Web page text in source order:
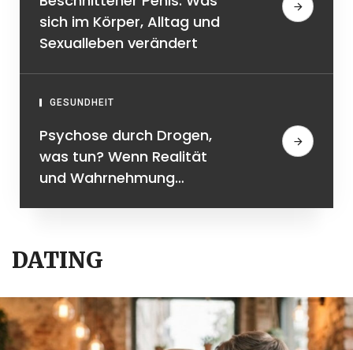
sich im Körper, Alltag und
Sexualleben verändert
GESUNDHEIT
Psychose durch Drogen,
was tun? Wenn Realität
und Wahrnehmung
DATING